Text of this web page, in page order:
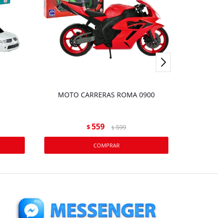
MOTO CARRERAS ROMA 0900
$559 $ 599